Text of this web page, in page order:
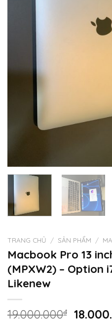
TRANG CHỦ / SẢN PHẨM /
Macbook Pro 13
(MPXW2) – Option
Likenew
19.000.000₫
Giá